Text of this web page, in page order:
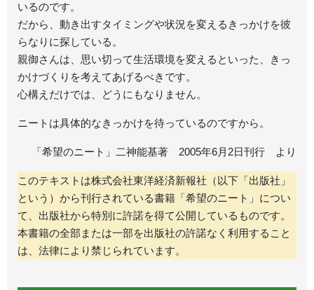
いるのです。
だから、動き出すタイミングや状況を変えるきっかけを彼
らなりに探している。
親御さんは、思い切って生活環境を変えるといった、きっ
かけづくりを考えてあげるべきです。
心構えだけでは、どうにもなりません。
ニートは具体的なきっかけを待っているのですから。
「希望のニート」二神能基著 2005年6月2日刊行 より
このテキストは株式会社東洋経済新報社（以下「出版社」
という）から刊行されている書籍「希望のニート」につい
て、出版社から特別に許諾を得て公開しているものです。
本書籍の全部または一部を出版社の許諾なく利用すること
は、法律により禁じられています。